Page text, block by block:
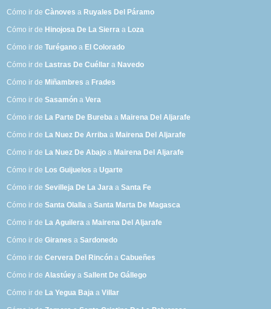
Cómo ir deCànoves a Ruyales Del Páramo
Cómo ir de Hinojosa De La Sierra a Loza
Cómo ir deTurégano a El Colorado
Cómo ir de Lastras De Cuéllar a Navedo
Cómo ir de Miñambres a Frades
Cómo ir deSasamón aVera
Cómo ir de La Parte De Bureba a Mairena Del Aljarafe
Cómo ir de La Nuez De Arriba a Mairena Del Aljarafe
Cómo ir de La Nuez De Abajo a Mairena Del Aljarafe
Cómo ir de Los Guijuelos aUgarte
Cómo ir deSevilleja De La Jara aSanta Fe
Cómo ir deSanta Olalla aSanta Marta De Magasca
Cómo ir de La Aguilera a Mairena Del Aljarafe
Cómo ir deGiranes aSardonedo
Cómo ir deCervera Del Rincón aCabueñes
Cómo ir deAlastúey aSallent De Gállego
Cómo ir de La Yegua Baja aVillar